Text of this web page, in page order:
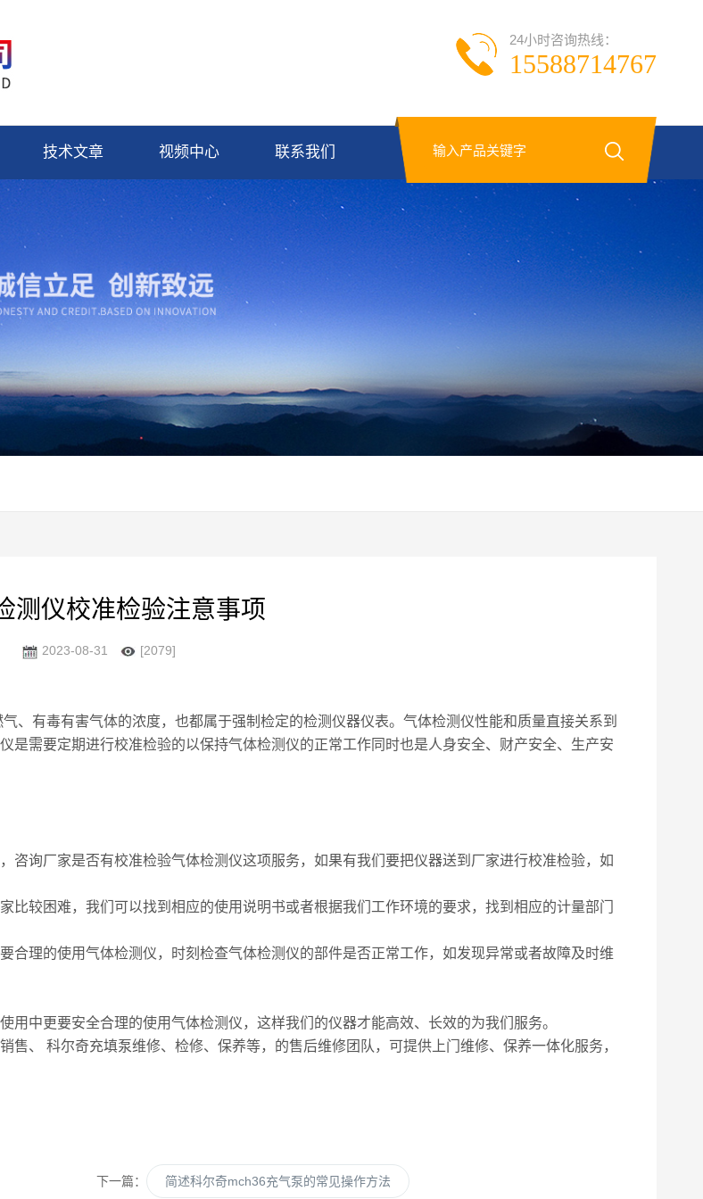
24小时咨询热线：
15588714767
技术文章 视频中心 联系我们
测仪校准检验注意事项
2023-08-31 [2079]
、有毒有害气体的浓度，也都属于强制检定的检测仪器仪表。气体检测仪性能和质量直接关系到
是需要定期进行校准检验的以保持气体检测仪的正常工作同时也是人身安全、财产安全、生产安
咨询厂家是否有校准检验气体检测仪这项服务，如果有我们要把仪器送到厂家进行校准检验，如
较困难，我们可以找到相应的使用说明书或者根据我们工作环境的要求，找到相应的计量部门
合理的使用气体检测仪，时刻检查气体检测仪的部件是否正常工作，如发现异常或者故障及时维
中更要安全合理的使用气体检测仪，这样我们的仪器才能高效、长效的为我们服务。
、 科尔奇充填泵维修、检修、保养等，的售后维修团队，可提供上门维修、保养一体化服务，
下一篇： 简述科尔奇mch36充气泵的常见操作方法